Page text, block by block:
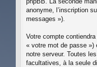
anonyme, l’inscription
messages »).
Votre compte
« votre mot de passe »)
notre serveur. Toutes
facultatives, à la seule